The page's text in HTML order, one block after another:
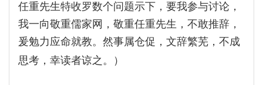
任重先生特收罗数个问题示下，要我参与讨论，
我一向敬重儒家网，敬重任重先生，不敢推辞，
爰勉力应命就教。然事属仓促，文辞繁芜，不成
思考，幸读者谅之。
）